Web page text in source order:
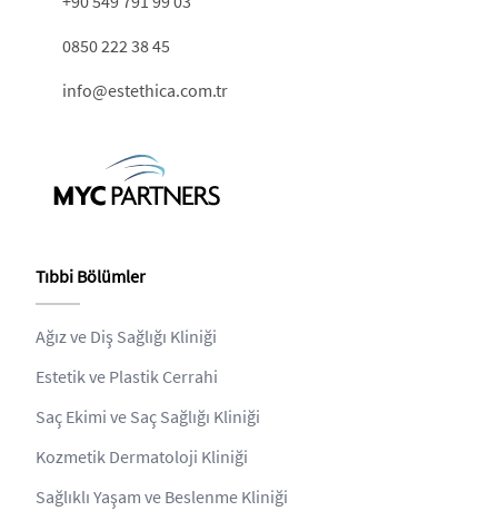
0850 222 38 45
info@estethica.com.tr
Tıbbi Bölümler
Ağız ve Diş Sağlığı Kliniği
Estetik ve Plastik Cerrahi
Saç Ekimi ve Saç Sağlığı Kliniği
Kozmetik Dermatoloji Kliniği
Sağlıklı Yaşam ve Beslenme Kliniği